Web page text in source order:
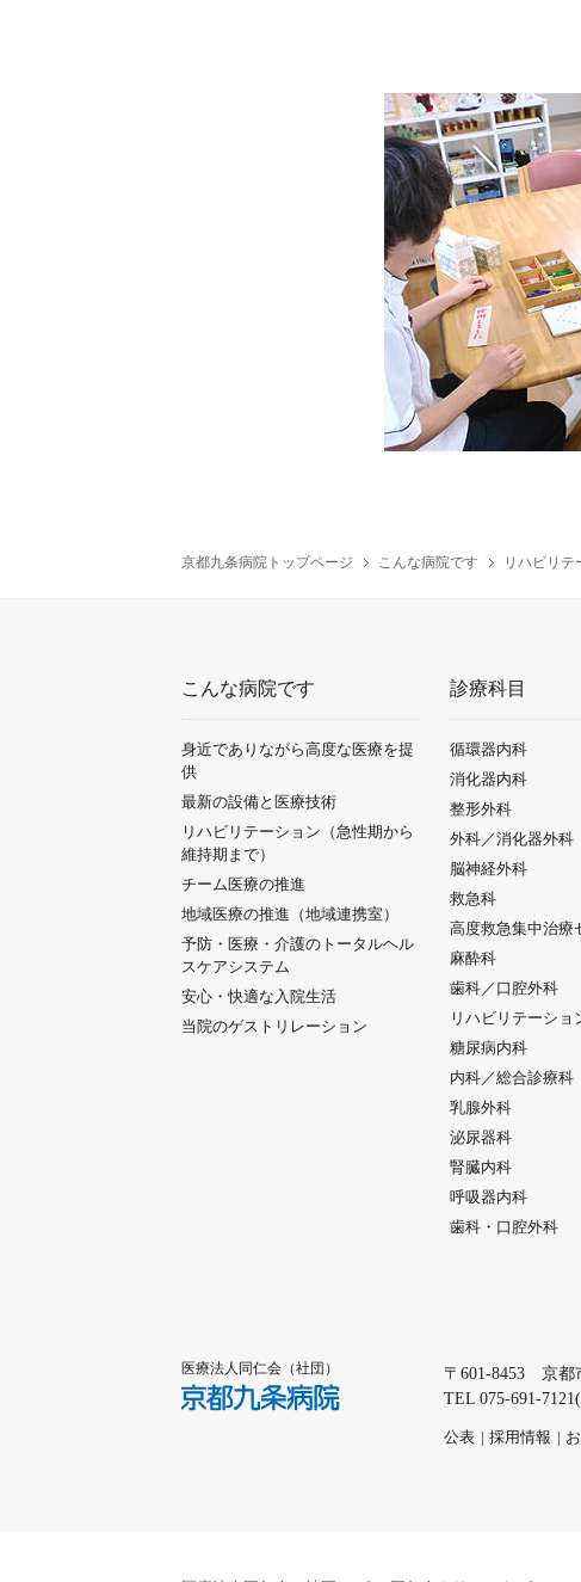
京都九条病院トップページ こんな病院です リハビリテ
こんな病院です
身近でありながら高度な医療を提
供
最新の設備と医療技術
リハビリテーション（急性期から
維持期まで）
チーム医療の推進
地域医療の推進（地域連携室）
予防・医療・介護のトータルヘル
スケアシステム
安心・快適な入院生活
当院のゲストリレーション
診療科目
循環器内科
消化器内科
整形外科
外科／消化器外科
脳神経外科
救急科
高度救急集中治療
麻酔科
歯科／口腔外科
リハビリテーショ
糖尿病内科
内科／総合診療科
乳腺外科
泌尿器科
腎臓内科
呼吸器内科
歯科・口腔外科
医療法人同仁会（社団） 〒601-8453 京都
TEL 075-691-
公表 採用情報